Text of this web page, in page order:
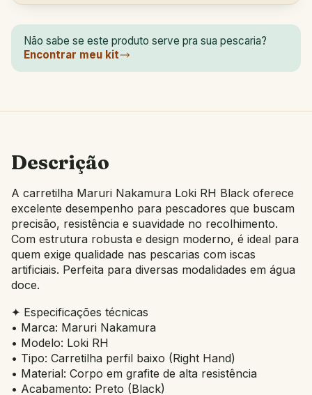
Não sabe se este produto serve pra sua pescaria?
Encontrar meu kit
Descrição
A carretilha Maruri Nakamura Loki RH Black oferece
excelente desempenho para pescadores que buscam
precisão, resistência e suavidade no recolhimento.
Com estrutura robusta e design moderno, é ideal para
quem exige qualidade nas pescarias com iscas
artificiais. Perfeita para diversas modalidades em água
doce.
✦ Especificações técnicas
• Marca: Maruri Nakamura
• Modelo: Loki RH
• Tipo: Carretilha perfil baixo (Right Hand)
• Material: Corpo em grafite de alta resistência
• Acabamento: Preto (Black)